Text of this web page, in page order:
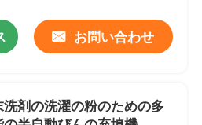
お問い合わせ
洗剤の洗濯の粉のための多